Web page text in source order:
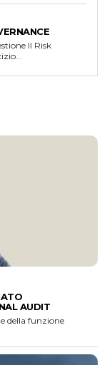
Il Risk
AUDIT
della funzione